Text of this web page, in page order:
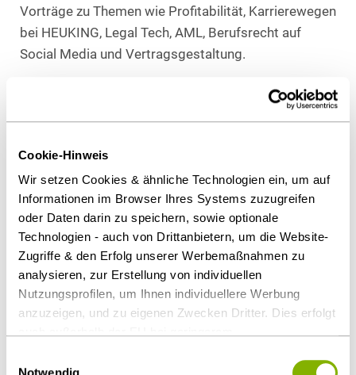
Cookie-Hinweis
Wir setzen Cookies & ähnliche Technologien ein, um auf
Informationen im Browser Ihres Systems zuzugreifen
oder Daten darin zu speichern, sowie optionale
Technologien - auch von Drittanbietern, um die Website-
Zugriffe & den Erfolg unserer Werbemaßnahmen zu
analysieren, zur Erstellung von individuellen
Nutzungsprofilen, um Ihnen individuellere Werbung
anzuzeigen, und zu eigenen Zwecken Dritter. Dies erfolgt
Regelungen das Risiko des staatlichen Zugriffs &
Notwendig
Vorträge zu Themen wie Profitabilität, Karrierewegen
bei HEUKING, Legal Tech, AML, Berufsrecht auf
Social Media und Vertragsgestaltung.
Nach einem gemeinsamen Mittagessen – inklusive
Frozen Yogurt vom Yomaro-Stand – warteten
Japanviertel, eine Kunstführung mit Aperol, eine
Teamolympiade im Rheinriff oder eine Altbiersafari
durch die Altstadt. Das Feedback: ein voller Erfolg
für Teamspirit und Networking.
Der Abend führte die Associates ins Café del Sol am
Niederkasseler Deich. Bis spät in die Nacht wurde
gefeiert, getanzt und gelacht – für viele das
persönliche Highlight des Wochenendes.